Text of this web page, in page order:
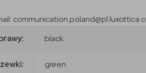
black
green